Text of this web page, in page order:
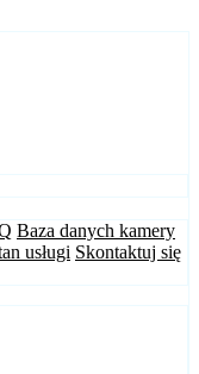
Baza danych kamery
usługi Skontaktuj się